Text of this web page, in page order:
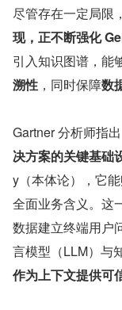
尽管存在一定局限
现，正不断强化
引入知识图谱，能
溯性 ，同时保障数
Gartner 分析师指出
决方案的关键基础
y（本体论），它
全面业务含义。这
数据建立终端用户
言模型（LLM）与
作为上下文提供可